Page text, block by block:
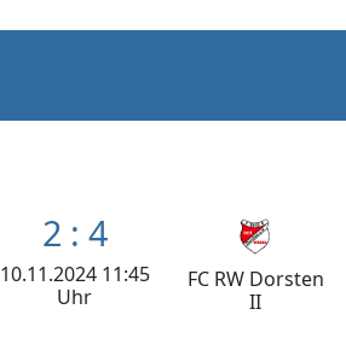
2 : 4
10.11.2024 11:45
Uhr
FC RW Dorsten
II